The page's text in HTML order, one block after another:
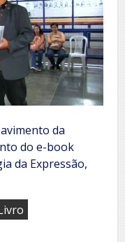
da
do e-book
da Expressão,